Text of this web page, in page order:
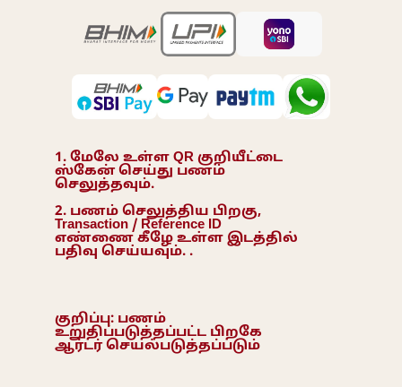
1. மேலே உள்ள QR குறியீட்டை
ஸ்கேன் செய்து பணம்
செலுத்தவும்.
2. பணம் செலுத்திய பிறகு,
Transaction / Reference ID
எண்ணை கீழே உள்ள இடத்தில்
பதிவு செய்யவும். .
குறிப்பு: பணம்
உறுதிப்படுத்தப்பட்ட பிறகே
ஆர்டர் செயல்படுத்தப்படும்